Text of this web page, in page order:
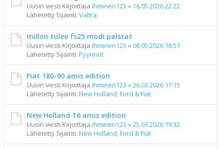
Uusin viesti Kirjoittaja ihminen123 « 16.05.2026 22:22
Lähetetty Sijainti: Valtra
millon tulee fs25 modi palstat
Uusin viesti Kirjoittaja ihminen123 « 08.05.2026 18:51
Lähetetty Sijainti: Pyynnöt
Fiat 180-90 amis edition
Uusin viesti Kirjoittaja ihminen123 « 26.03.2026 17:15
Lähetetty Sijainti: New Holland, Ford & Fiat
New Holland T6 amis edition
Uusin viesti Kirjoittaja ihminen123 « 25.03.2026 19:32
Lähetetty Sijainti: New Holland, Ford & Fiat